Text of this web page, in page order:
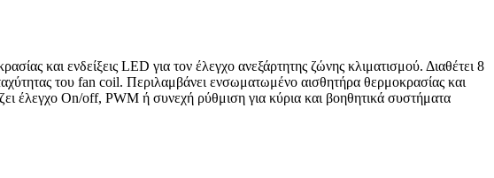
και ενδείξεις LED για τον έλεγχο ανεξάρτητης ζώνης κλιματισμού. Διαθέτει 8
του fan coil. Περιλαμβάνει ενσωματωμένο αισθητήρα θερμοκρασίας και
έλεγχο On/off, PWM ή συνεχή ρύθμιση για κύρια και βοηθητικά συστήματα